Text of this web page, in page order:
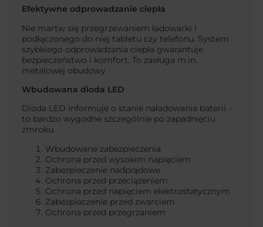
Efektywne odprowadzanie ciepła
Nie martw się przegrzewaniem ładowarki i
podłączonego do niej tabletu czy telefonu. System
szybkiego odprowadzania ciepła gwarantuje
bezpieczeństwo i komfort. To zasługa m.in.
metalowej obudowy.
Wbudowana dioda LED
Dioda LED informuje o stanie naładowania baterii –
to bardzo wygodne szczególnie po zapadnięciu
zmroku.
Wbudowane zabezpieczenia
Ochrona przed wysokim napięciem
Zabezpieczenie nadprądowe
Ochrona przed przeciążeniem
Ochrona przed napięciem elektrostatycznym
Zabezpieczenie przed zwarciem
Ochrona przed przegrzaniem